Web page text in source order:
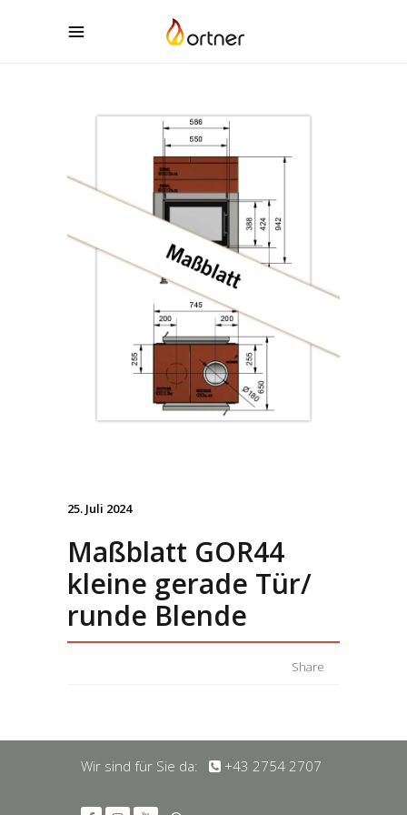
25. Juli 2024
Maßblatt GOR44
kleine gerade Tür/
runde Blende
Share
Wir sind für Sie da: +43 2754 2707